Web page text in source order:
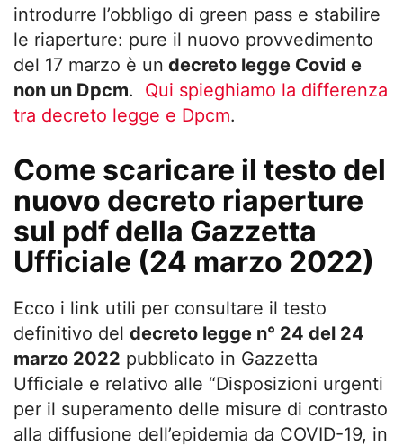
introdurre l’obbligo di green pass e stabilire
le riaperture: pure il nuovo provvedimento
del 17 marzo è un decreto legge Covid e
non un Dpcm.
Qui spieghiamo la differenza
tra decreto legge e Dpcm.
Come scaricare il testo del
nuovo decreto riaperture
sul pdf della Gazzetta
Ufficiale (24 marzo 2022)
Ecco i link utili per consultare il testo
definitivo del decreto legge n° 24 del 24
marzo 2022 pubblicato in Gazzetta
Ufficiale e relativo alle “Disposizioni urgenti
per il superamento delle misure di contrasto
alla diffusione dell’epidemia da COVID-19, in